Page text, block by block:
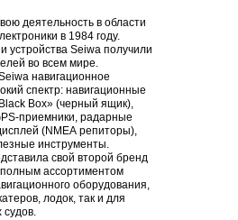
деятельность в области
в 1984 году.
устройства Seiwa получили
во всем мире.
навигационное
спектр: навигационные
Black Box» (черный ящик),
-приемники, радарные
(NMEA репиторы),
инструменты.
свой второй бренд
ассортиментом
оборудования,
лодок, так и для